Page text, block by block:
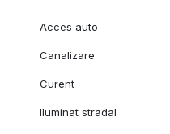
Acces auto
Canalizare
Curent
Iluminat stradal